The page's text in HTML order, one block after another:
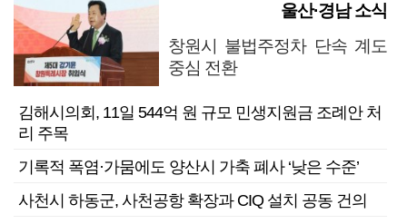
울산·경남 소식
창원시 불법주정차 단속 계도
중심 전환
김해시의회, 11일 544억 원 규모 민생지원금 조례안 처
리 주목
기록적 폭염·가뭄에도 양산시 가축 폐사 ‘낮은 수준’
사천시 하동군, 사천공항 확장과 CIQ 설치 공동 건의